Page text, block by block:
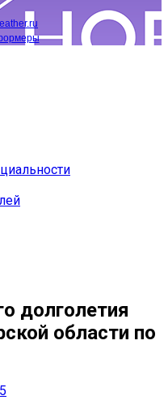
долголетия
области по